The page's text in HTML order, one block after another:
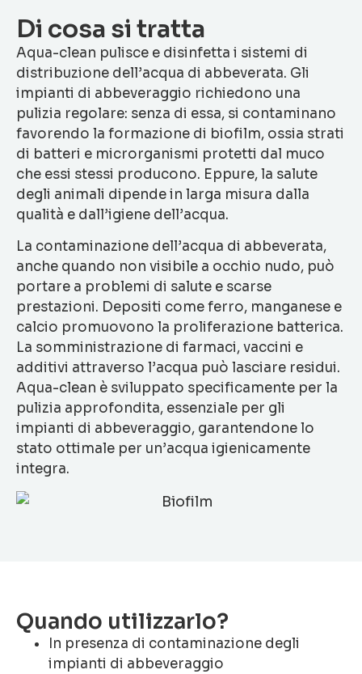
Di cosa si tratta
Aqua-clean pulisce e disinfetta i sistemi di
distribuzione dell’acqua di abbeverata. Gli
impianti di abbeveraggio richiedono una
pulizia regolare: senza di essa, si contaminano
favorendo la formazione di biofilm, ossia strati
di batteri e microrganismi protetti dal muco
che essi stessi producono. Eppure, la salute
degli animali dipende in larga misura dalla
qualità e dall’igiene dell’acqua.
La contaminazione dell’acqua di abbeverata,
anche quando non visibile a occhio nudo, può
portare a problemi di salute e scarse
prestazioni. Depositi come ferro, manganese e
calcio promuovono la proliferazione batterica.
La somministrazione di farmaci, vaccini e
additivi attraverso l’acqua può lasciare residui.
Aqua-clean è sviluppato specificamente per la
pulizia approfondita, essenziale per gli
impianti di abbeveraggio, garantendone lo
stato ottimale per un’acqua igienicamente
integra.
Quando utilizzarlo?
In presenza di contaminazione degli
impianti di abbeveraggio